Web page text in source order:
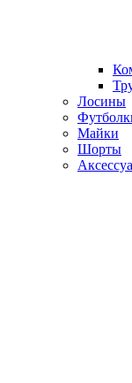
Лосины
Майки
Шорты